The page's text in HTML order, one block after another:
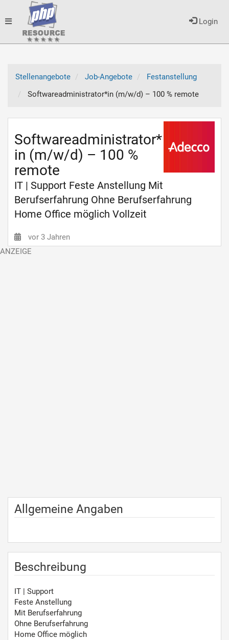
Login
Toggle
Stellenangebote
Job-Angebote
Festanstellung
Softwareadministrator*in (m/w/d) – 100 % remote
Softwareadministrator*
in (m/w/d) – 100 %
remote
IT | Support Feste Anstellung Mit
Berufserfahrung Ohne Berufserfahrung
Home Office möglich Vollzeit
vor 3 Jahren
Allgemeine Angaben
Beschreibung
IT | Support
Feste Anstellung
Mit Berufserfahrung
Ohne Berufserfahrung
Home Office möglich